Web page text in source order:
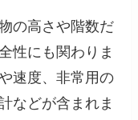
の高さや階数だ
性にも関わりま
速度、非常用の
などが含まれま